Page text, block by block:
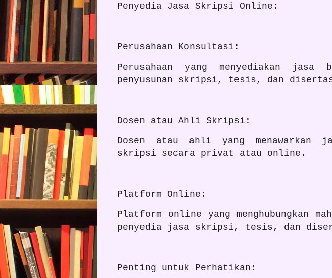
Penyedia Jasa Skripsi Online:
Perusahaan Konsultasi:
Perusahaan yang menyediakan jasa
penyusunan skripsi, tesis, dan
Dosen atau Ahli Skripsi:
Dosen atau ahli yang menawarkan
skripsi secara privat atau online.
Platform Online:
Platform online yang menghubungkan
penyedia jasa skripsi, tesis, dan
Penting untuk Perhatikan: